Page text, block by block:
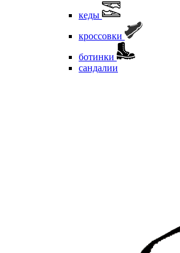
кеды
кроссовки
ботинки
сандалии